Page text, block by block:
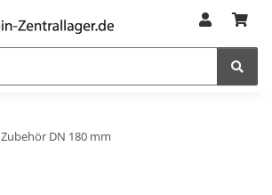
Zubehör DN 180 mm